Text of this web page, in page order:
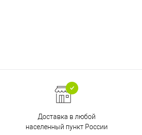
Доставка в любой
населенный пункт России